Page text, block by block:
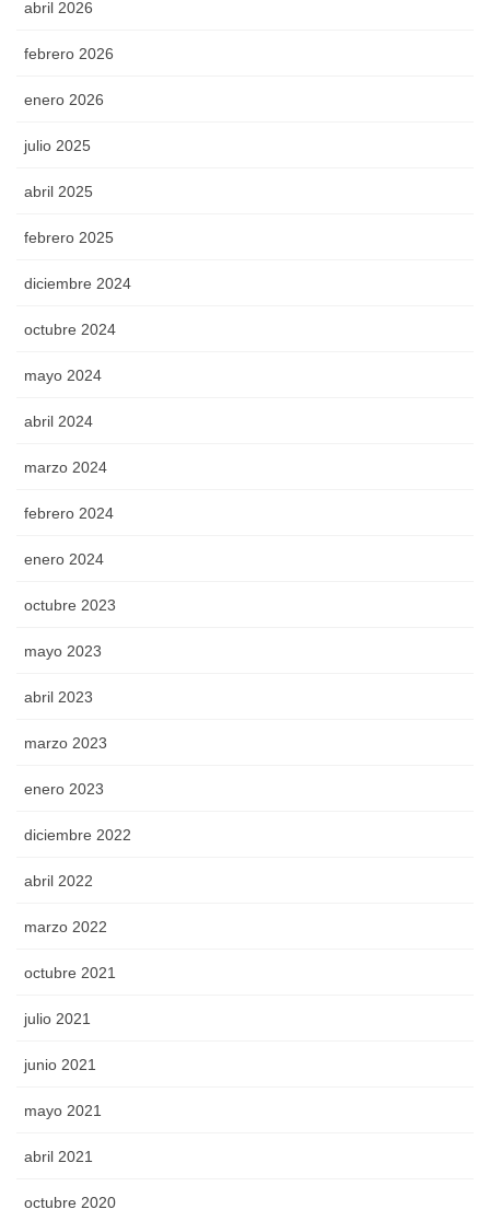
abril 2026
febrero 2026
enero 2026
julio 2025
abril 2025
febrero 2025
diciembre 2024
octubre 2024
mayo 2024
abril 2024
marzo 2024
febrero 2024
enero 2024
octubre 2023
mayo 2023
abril 2023
marzo 2023
enero 2023
diciembre 2022
abril 2022
marzo 2022
octubre 2021
julio 2021
junio 2021
mayo 2021
abril 2021
octubre 2020